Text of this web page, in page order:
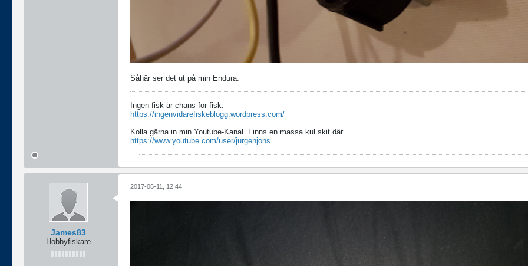
Såhär ser det ut på min Endura.
Ingen fisk är chans för fisk.
https://ingenvidarefiskeblogg.wordpress.com/
Kolla gärna in min Youtube-Kanal. Finns en massa kul skit där.
https://www.youtube.com/user/jurgenjons
James83
Hobbyfiskare
2017-06-11, 12:44